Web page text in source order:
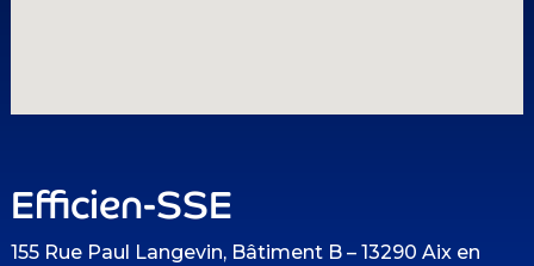
Efficien-SSE
155 Rue Paul Langevin, Bâtiment B – 13290 Aix en